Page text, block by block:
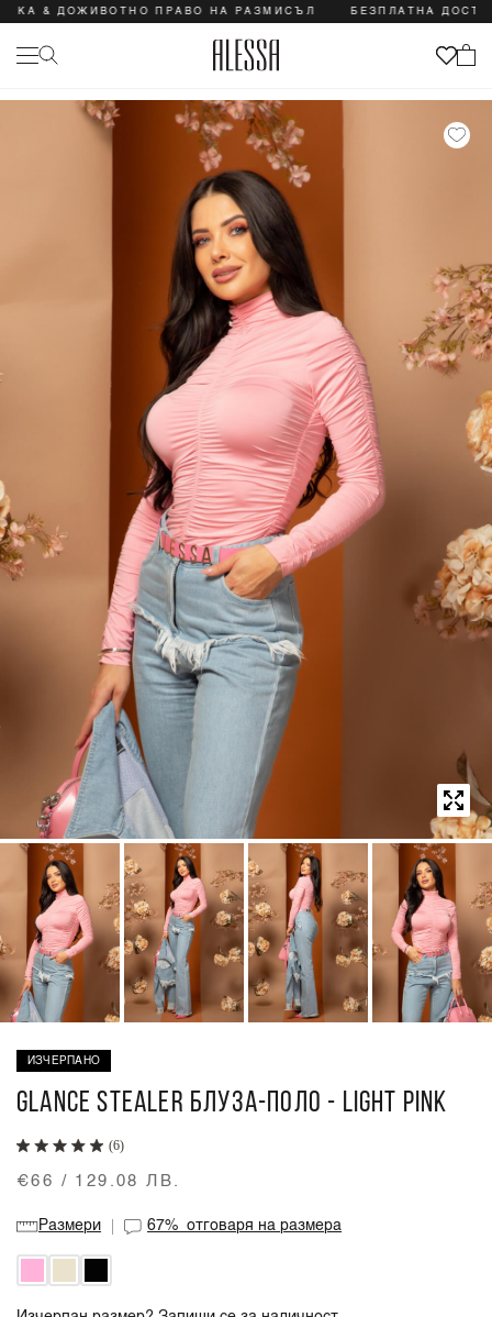
ДОЖИВОТНО ПРАВО НА РАЗМИСЪЛ БЕЗПЛАТНА ДОСТАВКА
ИЗЧЕРПАНО
GLANCE STEALER БЛУЗА-ПОЛО - LIGHT PINK
(6)
€66 / 129.08 ЛВ.
Размери 67%отговаря на размера